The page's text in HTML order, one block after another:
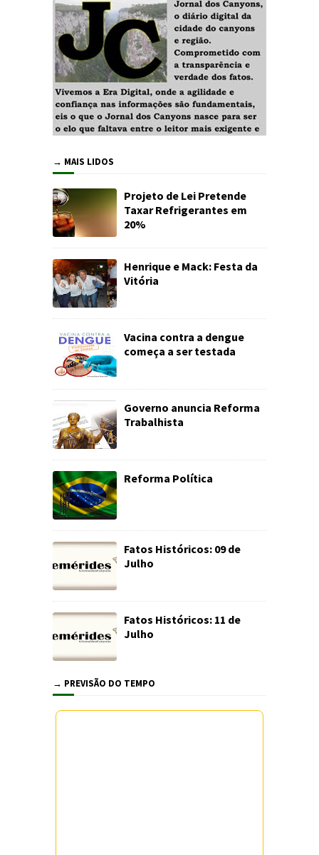
→ MAIS LIDOS
Projeto de Lei Pretende
Taxar Refrigerantes em
20%
Henrique e Mack: Festa da
Vitória
Vacina contra a dengue
começa a ser testada
Governo anuncia Reforma
Trabalhista
Reforma Política
Fatos Históricos: 09 de
Julho
Fatos Históricos: 11 de
Julho
→ PREVISÃO DO TEMPO